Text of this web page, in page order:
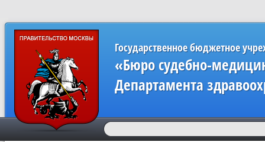
Государственное бюджетное
«Бюро судебно-
Департамента